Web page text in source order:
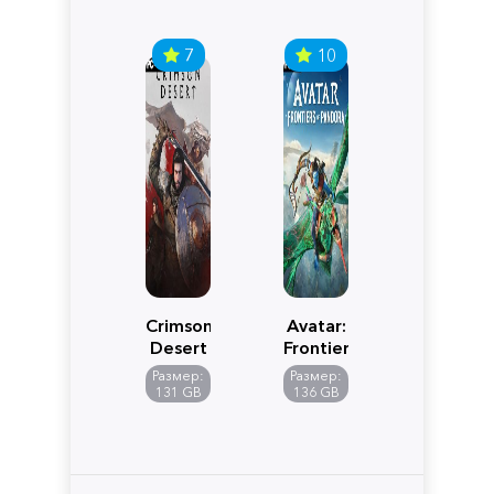
7
Crimson
Desert
Размер:
131 GB
10
Avatar:
Frontiers
of
Pandora
Размер:
136 GB